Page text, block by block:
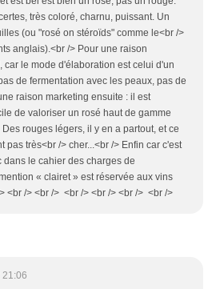
très coloré, charnu, puissant. Un
(ou "rosé on stéroïds" comme le<br />
anglais).<br /> Pour une raison
car le mode d'élaboration est celui d'un
de fermentation avec les peaux, pas de
raison marketing ensuite : il est
de valoriser un rosé haut de gamme
rouges légers, il y en a partout, et ce
pas très<br /> cher...<br /> Enfin car c'est
dans le cahier des charges de
« clairet » est réservée aux vins
<br /> <br /> <br /> <br /> <br /> <br />